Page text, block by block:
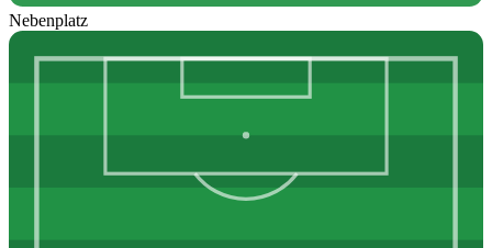
Nebenplatz